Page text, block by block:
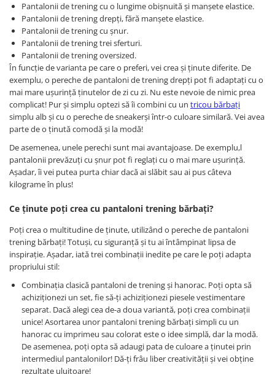
Pantalonii de trening cu o lungime obișnuită și manșete elastice.
Pantalonii de trening drepți, fără manșete elastice.
Pantalonii de trening cu șnur.
Pantalonii de trening trei sferturi.
Pantalonii de trening oversized.
În funcție de varianta pe care o preferi, vei crea și ținute diferite. De
exemplu, o pereche de pantaloni de trening drepți pot fi adaptați cu o
mai mare ușurință ținutelor de zi cu zi. Nu este nevoie de nimic prea
complicat! Pur și simplu optezi să îi combini cu un tricou bărbați
simplu alb și cu o pereche de sneakerși într-o culoare similară. Vei avea
parte de o ținută comodă și la modă!
De asemenea, unele perechi sunt mai avantajoase. De exemplu,l
pantalonii prevăzuți cu șnur pot fi reglați cu o mai mare ușurință.
Așadar, îi vei putea purta chiar dacă ai slăbit sau ai pus câteva
kilograme în plus!
Ce ținute poți crea cu pantaloni trening bărbați?
Poți crea o multitudine de ținute, utilizând o pereche de pantaloni
trening bărbați! Totuși, cu siguranță și tu ai întâmpinat lipsa de
inspirație. Așadar, iată trei combinații inedite pe care le poți adapta
propriului stil:
Combinația clasică pantaloni de trening și hanorac. Poți opta să
achiziționezi un set, fie să-ți achiziționezi piesele vestimentare
separat. Dacă alegi cea de-a doua variantă, poți crea combinații
unice! Asortarea unor pantaloni trening bărbați simpli cu un
hanorac cu imprimeu sau colorat este o idee simplă, dar la modă.
De asemenea, poți opta să adaugi pata de culoare a ținutei prin
intermediul pantalonilor! Dă-ți frâu liber creativității și vei obține
rezultate uluitoare!